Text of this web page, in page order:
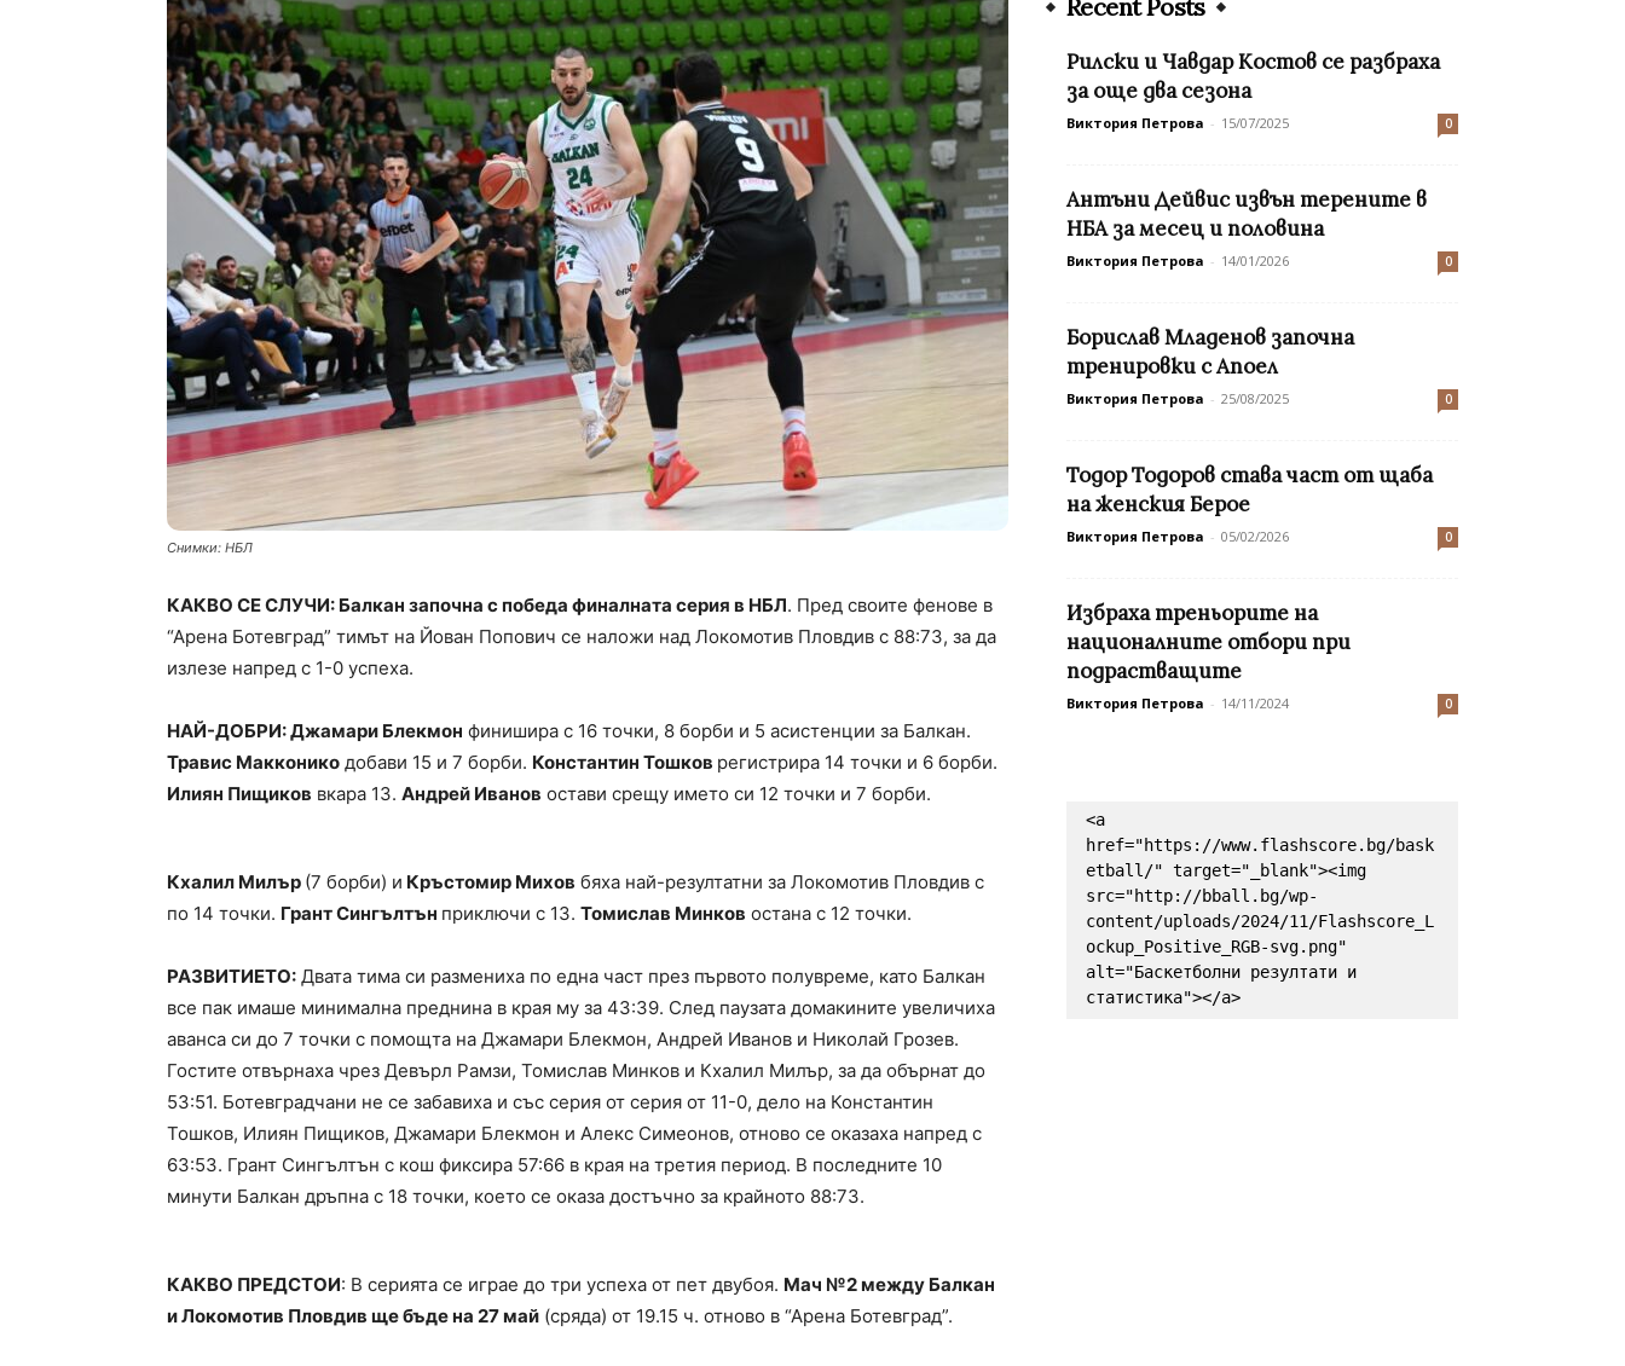
Снимки: НБЛ
КАКВО СЕ СЛУЧИ: Балкан започна с победа финалната серия в НБЛ. Пред своите фенове в
“Арена Ботевград” тимът на Йован Попович се наложи над Локомотив Пловдив с 88:73, за да
излезе напред с 1-0 успеха.
НАЙ-ДОБРИ: Джамари Блекмон финишира с 16 точки, 8 борби и 5 асистенции за Балкан.
Травис Макконико добави 15 и 7 борби. Константин Тошков регистрира 14 точки и 6 борби.
Илиян Пищиков вкара 13. Андрей Иванов остави срещу името си 12 точки и 7 борби.
Кхалил Милър (7 борби) и Кръстомир Михов бяха най-резултатни за Локомотив Пловдив с
по 14 точки. Грант Сингълтън приключи с 13. Томислав Минков остана с 12 точки.
РАЗВИТИЕТО: Двата тима си размениха по една част през първото полувреме, като Балкан
все пак имаше минимална преднина в края му за 43:39. След паузата домакините увеличиха
аванса си до 7 точки с помощта на Джамари Блекмон, Андрей Иванов и Николай Грозев.
Гостите отвърнаха чрез Девърл Рамзи, Томислав Минков и Кхалил Милър, за да обърнат до
53:51. Ботевградчани не се забавиха и със серия от серия от 11-0, дело на Константин
Тошков, Илиян Пищиков, Джамари Блекмон и Алекс Симеонов, отново се оказаха напред с
63:53. Грант Сингълтън с кош фиксира 57:66 в края на третия период. В последните 10
минути Балкан дръпна с 18 точки, което се оказа достъчно за крайното 88:73.
КАКВО ПРЕДСТОИ: В серията се играе до три успеха от пет двубоя. Мач №2 между Балкан
и Локомотив Пловдив ще бъде на 27 май (сряда) от 19.15 ч. отново в “Арена Ботевград”.
Recent Posts
Рилски и Чавдар Костов се разбраха
за още два сезона
Виктория Петрова - 15/07/2025 0
Антъни Дейвис извън терените в
НБА за месец и половина
Виктория Петрова - 14/01/2026 0
Борислав Младенов започна
тренировки с Апоел
Виктория Петрова - 25/08/2025 0
Тодор Тодоров става част от щаба
на женския Берое
Виктория Петрова - 05/02/2026 0
Избраха треньорите на
националните отбори при
подрастващите
Виктория Петрова - 14/11/2024 0
<a
href="https://www.flashscore.bg/bask
etball/" target="_blank"><img
src="http://bball.bg/wp-
content/uploads/2024/11/Flashscore_L
ockup_Positive_RGB-svg.png"
alt="Баскетболни резултати и
статистика"></a>